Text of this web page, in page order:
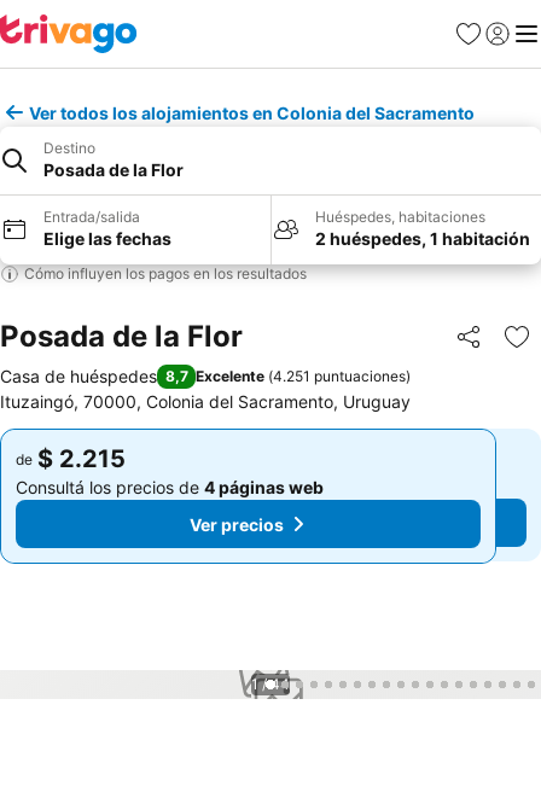
Favoritos
Iniciar
Ver todos los alojamientos en Colonia del Sacramento
Destino
Posada de la Flor
Entrada/salida
Elige las fechas
Huéspedes, habitaciones
2 huéspedes, 1 habitación
Cómo influyen los pagos en los resultados
Posada de la Flor Compartir
Casa de huéspedes 8,7 Excelente (4.251 puntuaciones)
Ituzaingó, 70000, Colonia del Sacramento, Uruguay
de $ 2.215
Consultá los precios de 4 páginas web
Ver precios
de $ 2.215
Consultá los precios de 4 páginas web
Ver precios
1 / 44